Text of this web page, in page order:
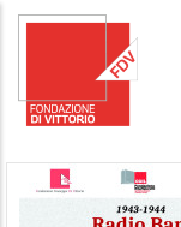
Salta
principale